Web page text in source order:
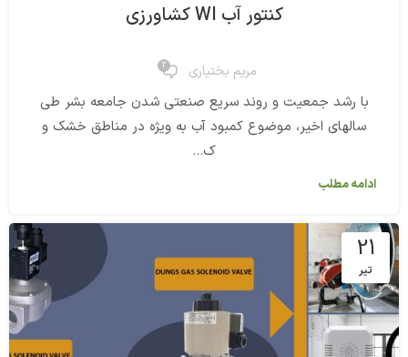
کنتور آب WI کشاورزی
مریم بختیاری 2
با رشد جمعیت و روند سریع صنعتی شدن جامعه بشر طی
سالهای اخیر، موضوع کمبود آب به ویژه در مناطق خشک و
ک...
ادامه مطلب
21
تیر